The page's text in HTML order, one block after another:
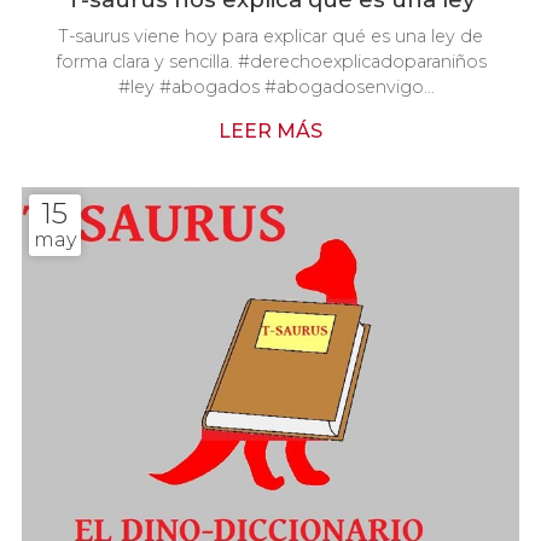
T-saurus viene hoy para explicar qué es una ley de
forma clara y sencilla. #derechoexplicadoparaniños
#ley #abogados #abogadosenvigo
LEER MÁS
15
may